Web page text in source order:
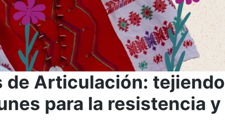
de Articulación: tejiendo
para la resistencia y